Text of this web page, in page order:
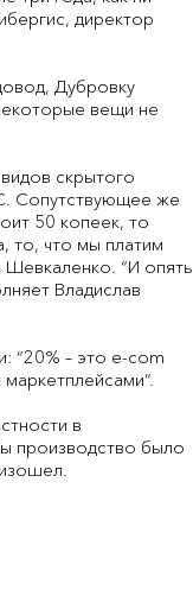
директор
Дубровку
вещи не
скрытого
Сопутствующее же
50 копеек, то
то, что мы платим
“И опять
Владислав
“20% – это e-com
в
производство было